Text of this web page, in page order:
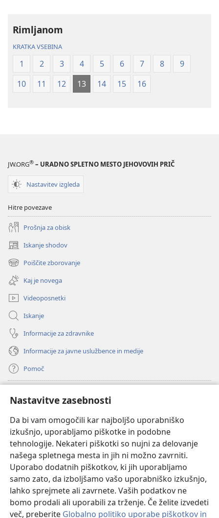
Nastavitve zasebnosti
Da bi vam omogočili kar najboljšo uporabniško
izkušnjo, uporabljamo piškotke in podobne
tehnologije. Nekateri piškotki so nujni za delovanje
našega spletnega mesta in jih ni možno zavrniti.
Uporabo dodatnih piškotkov, ki jih uporabljamo
samo zato, da izboljšamo vašo uporabniško izkušnjo,
lahko sprejmete ali zavrnete. Vaših podatkov ne
bomo prodali ali uporabili za trženje. Če želite izvedeti
več, preberite Globalno politiko uporabe piškotkov in
2021)2021)
Rimljanom
KRATKA VSEBINA
1 2 3 4 5 6 7 8
9
10
11 12 13 14 15 16
JW.ORG® – URADNO SPLETNO MESTO JEHOVOVIH PRIČ
Nastavitev izgleda
Hitre povezave
Prošnja za obisk
Iskanje shodov
(odpre
novo
okno)
Poiščite zborovanje
(odpre
novo
okno)
Kaj je novega
Videoposnetki
Iskanje
Informacije za zdravnike
Informacije za javne uslužbence in medije
Pomoč
(odpre
novo
okno) Watchtowerjeva SPLETNA KNJIŽNICA™
(odpre
novo
okno) JW Hub
(odpre
novo
okno)JW Library
Watchtower Library